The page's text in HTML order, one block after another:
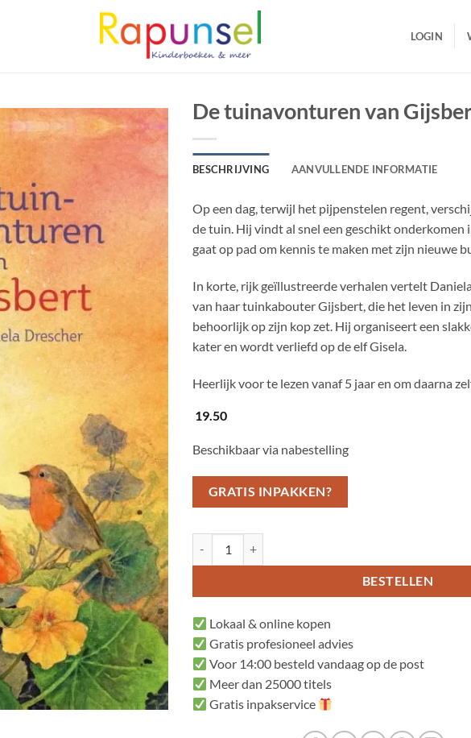
LOGIN
De tuinavonturen van
BESCHRIJVING AANVULLENDE INFORMATIE
Op een dag, terwijl het pijpenstelen regent,
de tuin. Hij vindt al snel een geschikt onderkomen
gaat op pad om kennis te maken met zijn nieuwe
In korte, rijk geïllustreerde verhalen vertelt
van haar tuinkabouter Gijsbert, die het leven in
behoorlijk op zijn kop zet. Hij organiseert een
kater en wordt verliefd op de elf Gisela.
Heerlijk voor te lezen vanaf 5 jaar en om daarna
19.50
Beschikbaar via nabestelling
GRATIS INPAKKEN?
BESTELLEN
Lokaal & online kopen
Gratis profesioneel advies
Voor 14:00 besteld vandaag op de post
Meer dan 25000 titels
Gratis inpakservice